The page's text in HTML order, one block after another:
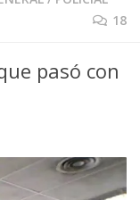
18
pasó con